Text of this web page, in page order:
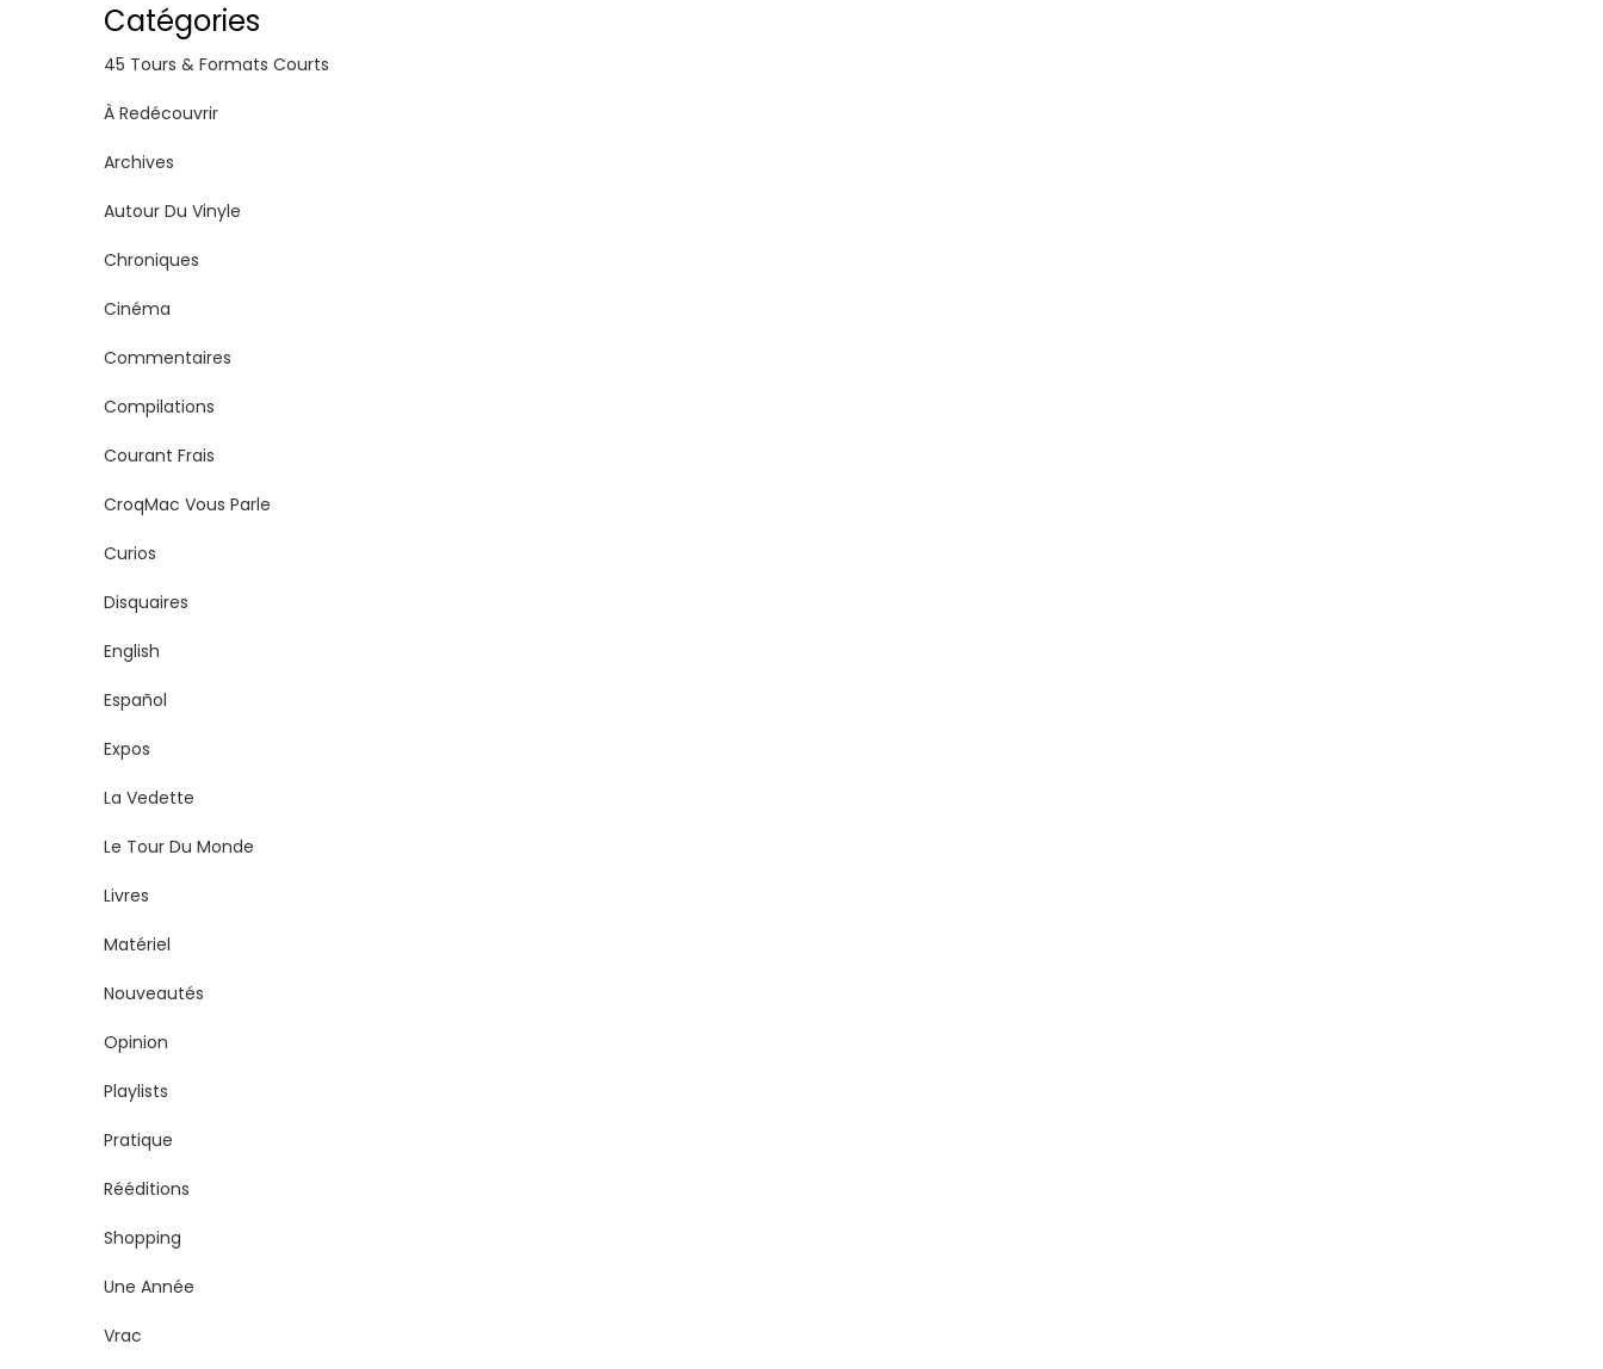
Catégories
45 Tours & Formats Courts
À Redécouvrir
Archives
Autour Du Vinyle
Chroniques
Cinéma
Commentaires
Compilations
Courant Frais
CroqMac Vous Parle
Curios
Disquaires
English
Español
Expos
La Vedette
Le Tour Du Monde
Livres
Matériel
Nouveautés
Opinion
Playlists
Pratique
Rééditions
Shopping
Une Année
Vrac